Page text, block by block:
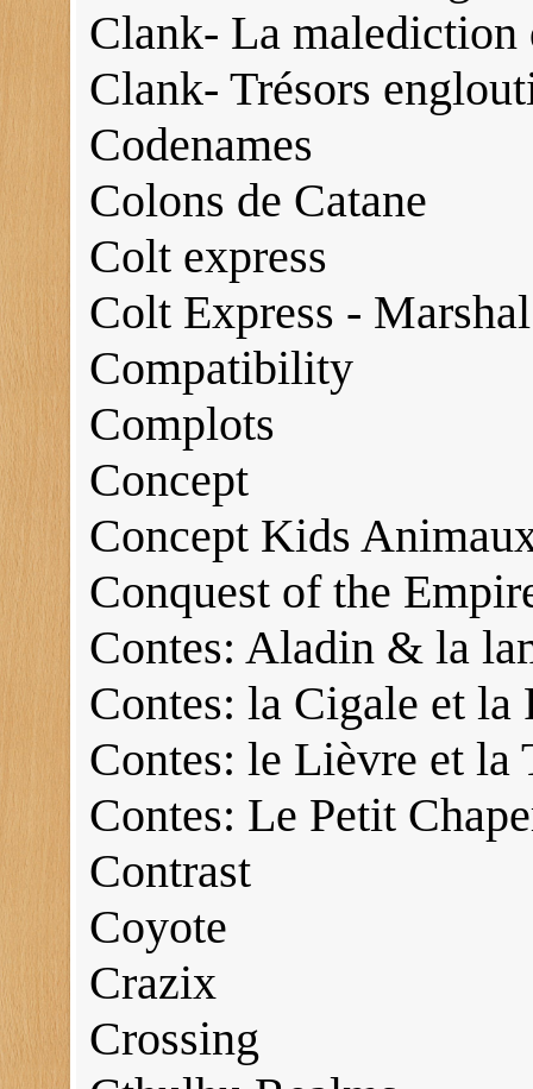
Clank- La malediction
Clank- Trésors
Codenames
Colons de Catane
Colt express
Colt Express -
Compatibility
Complots
Concept
Concept Kids
Conquest of the
Contes: Aladin & la
Contes: la Cigale et la
Contes: le Lièvre et la
Contes: Le Petit
Contrast
Coyote
Crazix
Crossing